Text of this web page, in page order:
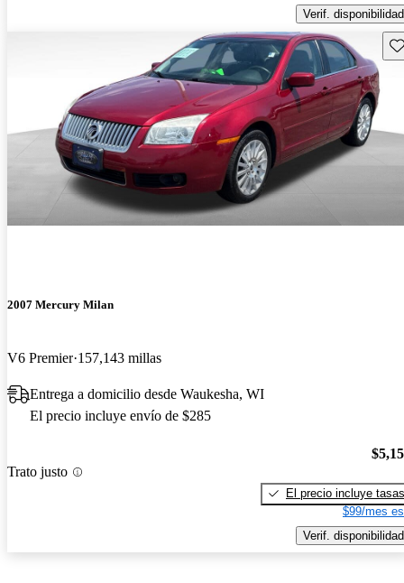
Verif. disponibilidad
2007 Mercury Milan
V6 Premier 157,143 millas
Entrega a domicilio desde Waukesha, WI
El precio incluye envío de $285
Trato justo
El precio incluye tasas
$99/mes
Verif. disponibilidad